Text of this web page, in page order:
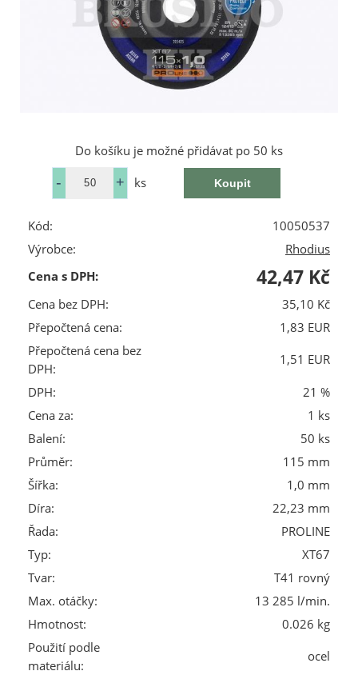
Do košíku je možné přidávat po 50 ks
ks
Kód:
10050537
Výrobce:
Rhodius
Cena s DPH:
42,47 Kč
Cena bez DPH:
35,10 Kč
Přepočtená cena:
1,83 EUR
Přepočtená cena bez
DPH:
1,51 EUR
DPH:
21 %
Cena za:
1 ks
Balení:
50 ks
Průměr:
115 mm
Šířka:
1,0 mm
Díra:
22,23 mm
Řada:
PROLINE
Typ:
XT67
Tvar:
T41 rovný
Max. otáčky:
13 285 l/min.
Hmotnost:
0.026 kg
Použití podle
materiálu:
ocel